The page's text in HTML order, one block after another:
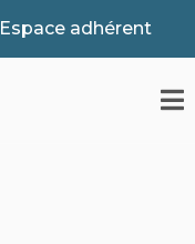
Espace adhérent